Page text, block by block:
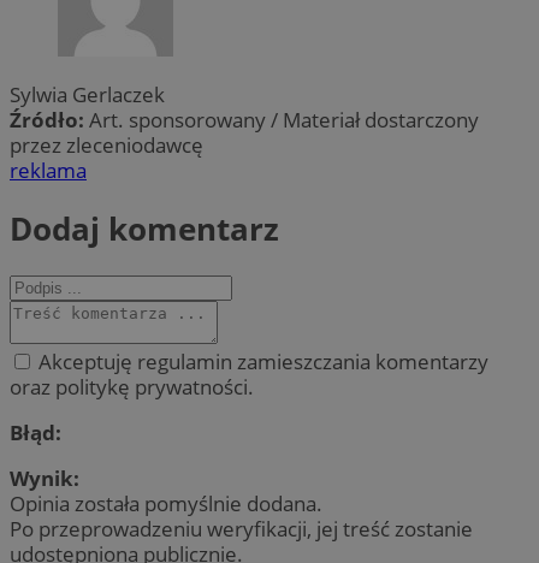
Sylwia Gerlaczek
Źródło: Art. sponsorowany / Materiał dostarczony
przez zleceniodawcę
reklama
Dodaj komentarz
Akceptuję regulamin zamieszczania komentarzy
oraz politykę prywatności.
Błąd:
Wynik:
Opinia została pomyślnie dodana.
Po przeprowadzeniu weryfikacji, jej treść zostanie
udostępniona publicznie.